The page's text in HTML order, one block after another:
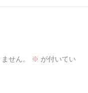
せん。 ※ が付いてい